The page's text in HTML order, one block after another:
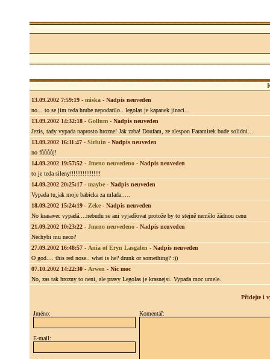
13.09.2002 7:59:19 - miska - Nadpis neuveden
no... to se jim teda hrube nepodarilo.. legolas je kapanek jinaci...
13.09.2002 14:32:18 - Gollum - Nadpis neuveden
Jezis, tady vypada naprosto hrozne! Jak zaba! Doufam, ze alespon Faramirek bude solidni...
13.09.2002 16:11:47 - Sirluin - Nadpis neuveden
no fůůůůj!
14.09.2002 19:57:52 - Jmeno neuvedeno - Nadpis neuveden
to je teda sileny!!!!!!!!!!!!!!!!!
14.09.2002 20:25:17 - maybe - Nadpis neuveden
Vypada tu,jak moje babicka za mlada.....
18.09.2002 15:24:19 - Zeke - Nadpis neuveden
No krasavec vypadá....nebudu se ani vyjadřovat protože by to stejně nemělo žádnou cenu
21.09.2002 10:23:22 - Jmeno neuvedeno - Nadpis neuveden
Nechybi mu neco?
27.09.2002 16:48:57 - Ania of Eryn Lasgalen - Nadpis neuveden
O god.... this red nose.. what is he? drunk or something? :))
07.10.2002 14:22:30 - Arwen - Nic moc
No, zas tak hrozny to neni, ale pravy Legolas je krasnejsi. Vypada moc umele.
Přidejte i
Jméno:
E-mail:
Komentář: